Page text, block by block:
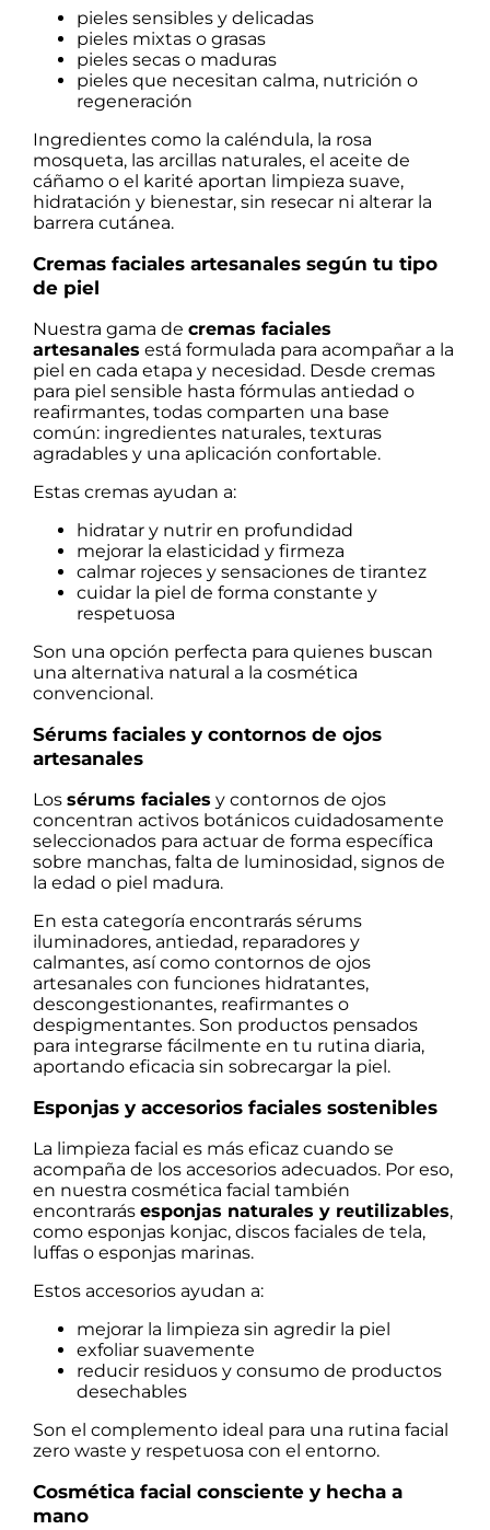
pieles sensibles y delicadas
pieles mixtas o grasas
pieles secas o maduras
pieles que necesitan calma, nutrición o
regeneración
Ingredientes como la caléndula, la rosa
mosqueta, las arcillas naturales, el aceite de
cáñamo o el karité aportan limpieza suave,
hidratación y bienestar, sin resecar ni alterar la
barrera cutánea.
Cremas faciales artesanales según tu tipo
de piel
Nuestra gama de cremas faciales
artesanales está formulada para acompañar a la
piel en cada etapa y necesidad. Desde cremas
para piel sensible hasta fórmulas antiedad o
reafirmantes, todas comparten una base
común: ingredientes naturales, texturas
agradables y una aplicación confortable.
Estas cremas ayudan a:
hidratar y nutrir en profundidad
mejorar la elasticidad y firmeza
calmar rojeces y sensaciones de tirantez
cuidar la piel de forma constante y
respetuosa
Son una opción perfecta para quienes buscan
una alternativa natural a la cosmética
convencional.
Sérums faciales y contornos de ojos
artesanales
Los sérums faciales y contornos de ojos
concentran activos botánicos cuidadosamente
seleccionados para actuar de forma específica
sobre manchas, falta de luminosidad, signos de
la edad o piel madura.
En esta categoría encontrarás sérums
iluminadores, antiedad, reparadores y
calmantes, así como contornos de ojos
artesanales con funciones hidratantes,
descongestionantes, reafirmantes o
despigmentantes. Son productos pensados
para integrarse fácilmente en tu rutina diaria,
aportando eficacia sin sobrecargar la piel.
Esponjas y accesorios faciales sostenibles
La limpieza facial es más eficaz cuando se
acompaña de los accesorios adecuados. Por eso,
en nuestra cosmética facial también
encontrarás esponjas naturales y reutilizables,
como esponjas konjac, discos faciales de tela,
luffas o esponjas marinas.
Estos accesorios ayudan a:
mejorar la limpieza sin agredir la piel
exfoliar suavemente
reducir residuos y consumo de productos
desechables
Son el complemento ideal para una rutina facial
zero waste y respetuosa con el entorno.
Cosmética facial consciente y hecha a
mano